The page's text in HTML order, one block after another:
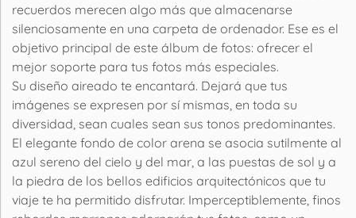
recuerdos merecen algo más que almacenarse
silenciosamente en una carpeta de ordenador. Ese es el
objetivo principal de este álbum de fotos: ofrecer el
mejor soporte para tus fotos más especiales.
Su diseño aireado te encantará. Dejará que tus
imágenes se expresen por sí mismas, en toda su
diversidad, sean cuales sean sus tonos predominantes.
El elegante fondo de color arena se asocia sutilmente al
azul sereno del cielo y del mar, a las puestas de sol y a
la piedra de los bellos edificios arquitectónicos que tu
viaje te ha permitido disfrutar. Imperceptiblemente, finos